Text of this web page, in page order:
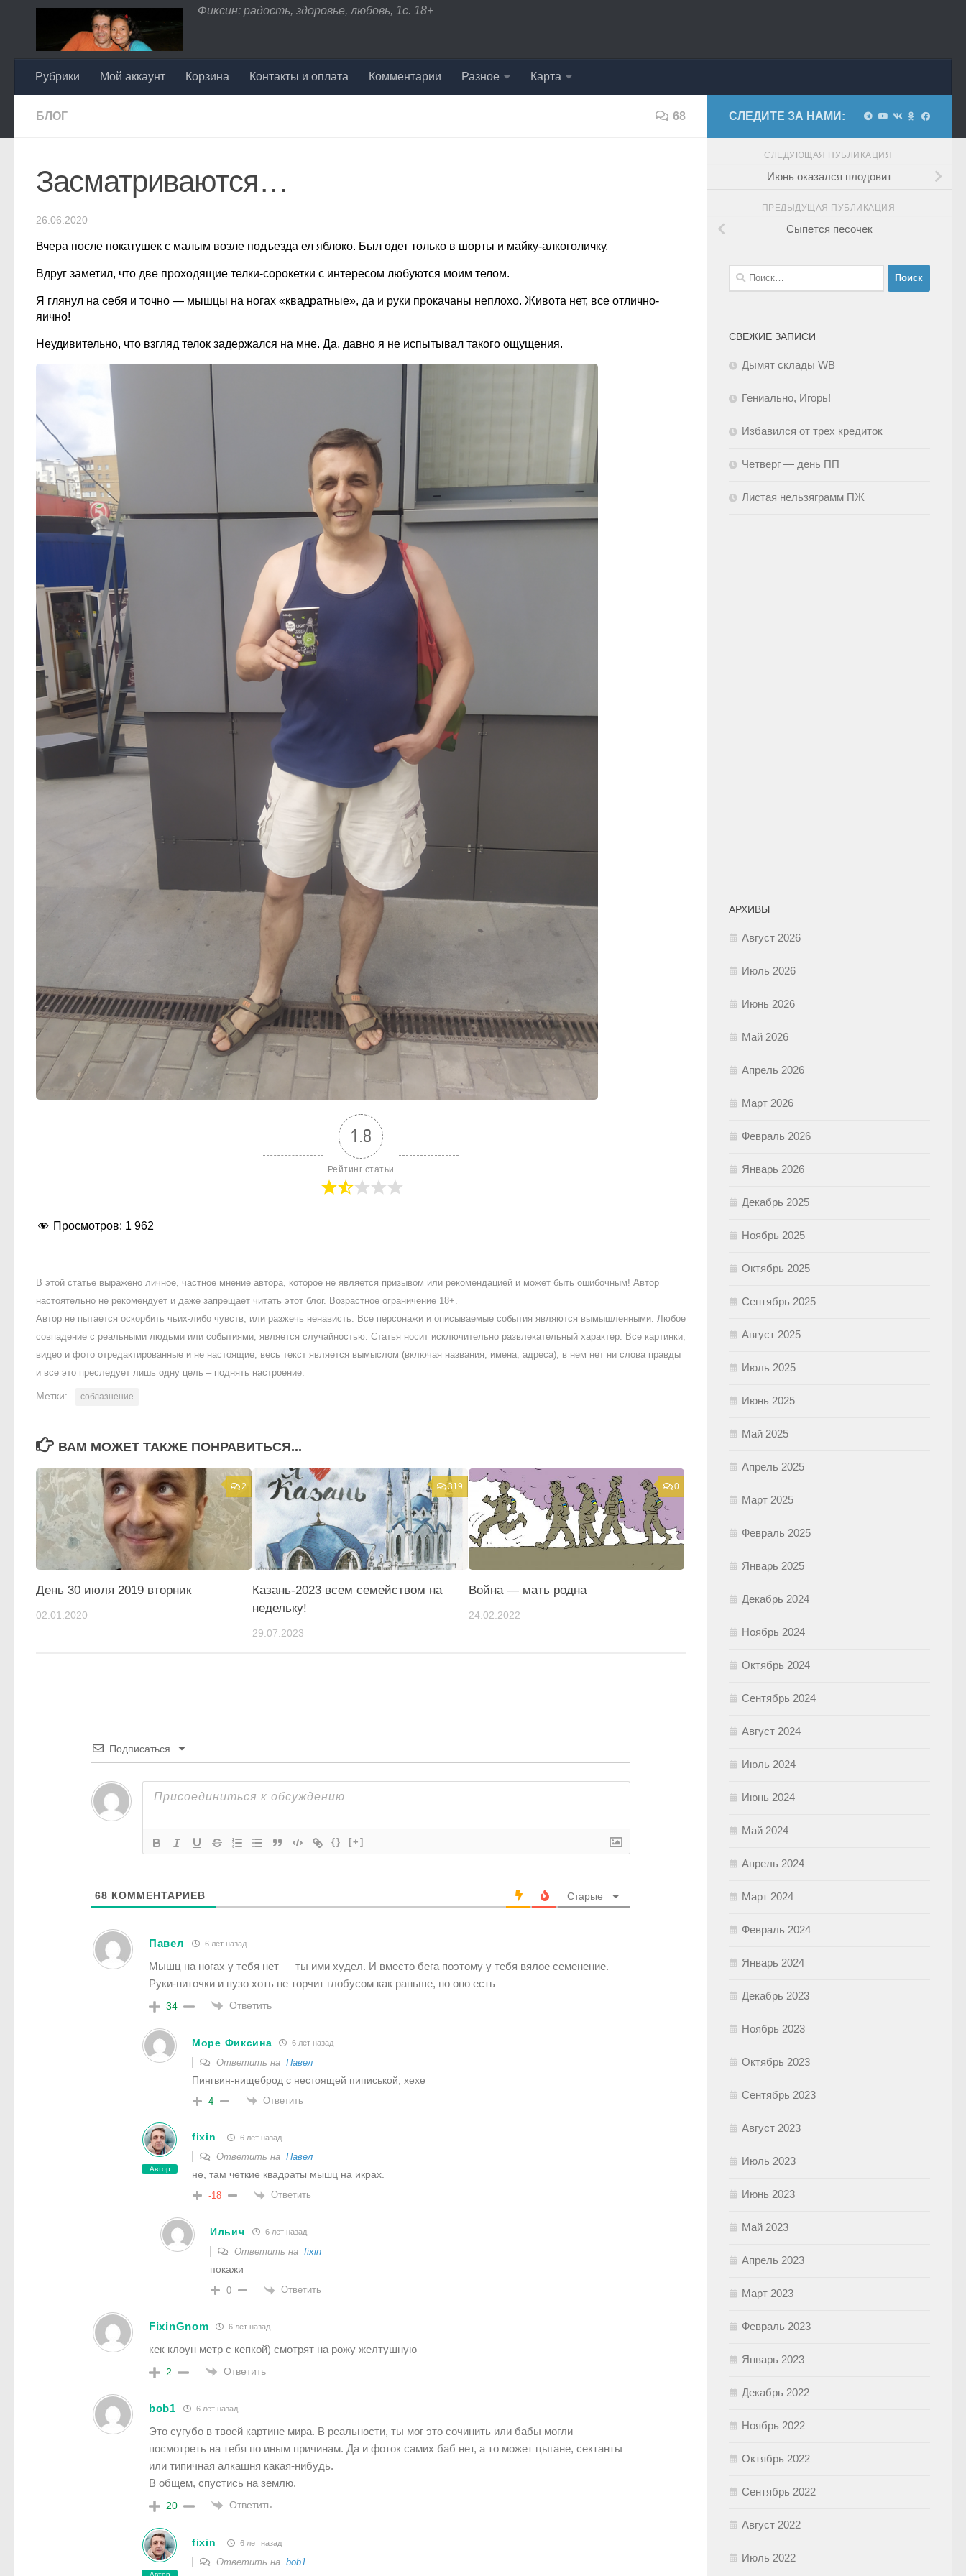
Перейти к содержимому
Фиксин: радость, здоровье, любовь, 1с. 18+
Рубрики Мой аккаунт Корзина Контакты и оплата Комментарии Разное Карта
БЛОГ 68
Засматриваются…
26.06.2020
Вчера после покатушек с малым возле подъезда ел яблоко. Был одет только в шорты и майку-алкоголичку.
Вдруг заметил, что две проходящие телки-сорокетки с интересом любуются моим телом.
Я глянул на себя и точно — мышцы на ногах «квадратные», да и руки прокачаны неплохо. Живота нет, все отлично-
яично!
Неудивительно, что взгляд телок задержался на мне. Да, давно я не испытывал такого ощущения.
1.8
Рейтинг статьи
Просмотров: 1 962
В этой статье выражено личное, частное мнение автора, которое не является призывом или рекомендацией и может быть ошибочным! Автор
настоятельно не рекомендует и даже запрещает читать этот блог. Возрастное ограничение 18+.
Автор не пытается оскорбить чьих-либо чувств, или разжечь ненависть. Все персонажи и описываемые события являются вымышленными. Любое
совпадение с реальными людьми или событиями, является случайностью. Статья носит исключительно развлекательный характер. Все картинки,
видео и фото отредактированные и не настоящие, весь текст является вымыслом (включая названия, имена, адреса), в нем нет ни слова правды
и все это преследует лишь одну цель – поднять настроение.
Метки: соблазнение
ВАМ МОЖЕТ ТАКЖЕ ПОНРАВИТЬСЯ...
2
День 30 июля 2019 вторник
02.01.2020
319
Казань-2023 всем семейством на
недельку!
29.07.2023
0
Война — мать родна
24.02.2022
Подписаться
{} [+]
68 КОММЕНТАРИЕВ Старые
Павел 6 лет назад
Мышц на ногах у тебя нет — ты ими худел. И вместо бега поэтому у тебя вялое семенение.
Руки-ниточки и пузо хоть не торчит глобусом как раньше, но оно есть
34 Ответить
Море Фиксина 6 лет назад
Ответить на Павел
Пингвин-нищеброд с нестоящей пиписькой, хехе
4 Ответить
Автор
fixin 6 лет назад
Ответить на Павел
не, там четкие квадраты мышц на икрах.
-18 Ответить
Ильич 6 лет назад
Ответить на fixin
покажи
0 Ответить
FixinGnom 6 лет назад
кек клоун метр с кепкой) смотрят на рожу желтушную
2 Ответить
bob1 6 лет назад
Это сугубо в твоей картине мира. В реальности, ты мог это сочинить или бабы могли
посмотреть на тебя по иным причинам. Да и фоток самих баб нет, а то может цыгане, сектанты
или типичная алкашня какая-нибудь.
В общем, спустись на землю.
20 Ответить
Автор
fixin 6 лет назад
Ответить на bob1
СЛЕДИТЕ ЗА НАМИ:
СЛЕДУЮЩАЯ ПУБЛИКАЦИЯ
Июнь оказался плодовит
ПРЕДЫДУЩАЯ ПУБЛИКАЦИЯ
Сыпется песочек
Найти:
СВЕЖИЕ ЗАПИСИ
Дымят склады WB
Гениально, Игорь!
Избавился от трех кредиток
Четверг — день ПП
Листая нельзяграмм ПЖ
АРХИВЫ
Август 2026
Июль 2026
Июнь 2026
Май 2026
Апрель 2026
Март 2026
Февраль 2026
Январь 2026
Декабрь 2025
Ноябрь 2025
Октябрь 2025
Сентябрь 2025
Август 2025
Июль 2025
Июнь 2025
Май 2025
Апрель 2025
Март 2025
Февраль 2025
Январь 2025
Декабрь 2024
Ноябрь 2024
Октябрь 2024
Сентябрь 2024
Август 2024
Июль 2024
Июнь 2024
Май 2024
Апрель 2024
Март 2024
Февраль 2024
Январь 2024
Декабрь 2023
Ноябрь 2023
Октябрь 2023
Сентябрь 2023
Август 2023
Июль 2023
Июнь 2023
Май 2023
Апрель 2023
Март 2023
Февраль 2023
Январь 2023
Декабрь 2022
Ноябрь 2022
Октябрь 2022
Сентябрь 2022
Август 2022
Июль 2022